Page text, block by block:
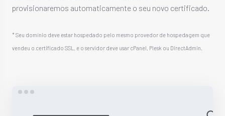
provisionaremos automaticamente o seu novo certificado.
* Seu domínio deve estar hospedado pelo mesmo provedor de hospedagem que
vendeu o certificado SSL, e o servidor deve usar cPanel, Plesk ou DirectAdmin.